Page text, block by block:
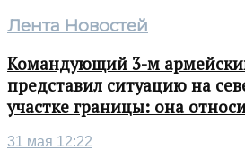
Лента Новостей
Командующий 3-м
представил ситуацию на
участке границы: она
31 мая 12:22